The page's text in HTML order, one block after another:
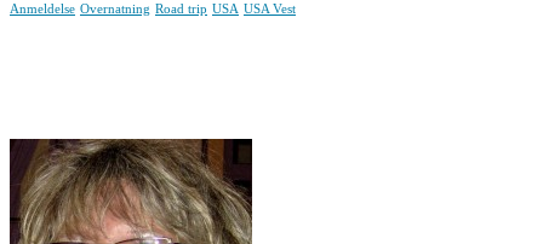
Anmeldelse Overnatning Road trip USA USA Vest